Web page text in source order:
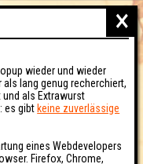
×
wieder und wieder
lang genug recherchiert,
als Extrawurst
es gibt keine zuverlässige
eines Webdevelopers
Firefox, Chrome,